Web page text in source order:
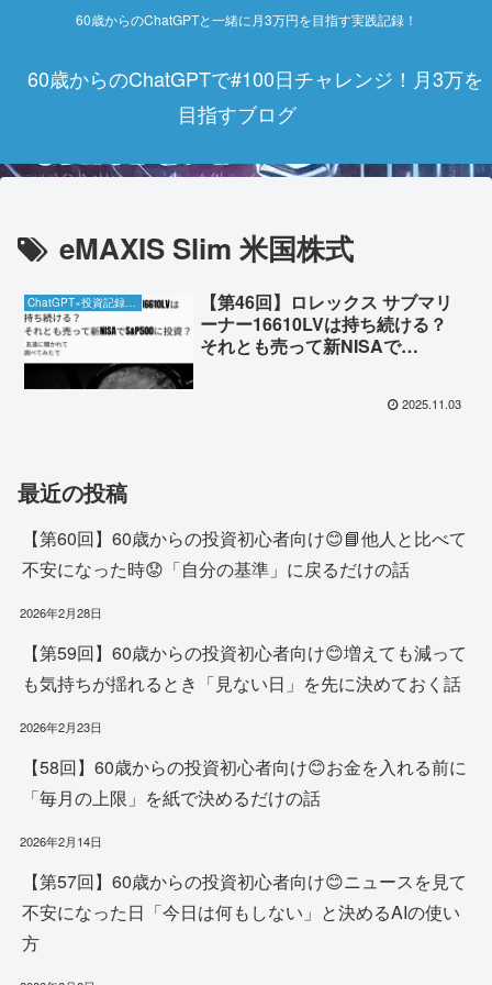
60歳からのChatGPTと一緒に月3万円を目指す実践記録！
60歳からのChatGPTで#100日チャレンジ！月3万を
目指すブログ
eMAXIS Slim 米国株式
【第46回】ロレックス サブマリ
ーナー16610LVは持ち続ける？
それとも売って新NISAで
2025.11.03
最近の投稿
【第60回】60歳からの投資初心者向け😊📘他人と比べて
不安になった時😟「自分の基準」に戻るだけの話
2026年2月28日
【第59回】60歳からの投資初心者向け😊増えても減って
も気持ちが揺れるとき「見ない日」を先に決めておく話
2026年2月23日
【58回】60歳からの投資初心者向け😊お金を入れる前に
「毎月の上限」を紙で決めるだけの話
2026年2月14日
【第57回】60歳からの投資初心者向け😊ニュースを見て
不安になった日「今日は何もしない」と決めるAIの使い
方